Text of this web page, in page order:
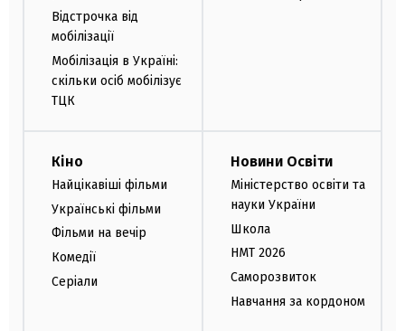
Відстрочка від
мобілізації
Мобілізація в Україні:
скільки осіб мобілізує
ТЦК
Кіно
Найцікавіші фільми
Українські фільми
Фільми на вечір
Комедії
Серіали
Новини Освіти
Міністерство освіти та
науки України
Школа
НМТ 2026
Саморозвиток
Навчання за кордоном